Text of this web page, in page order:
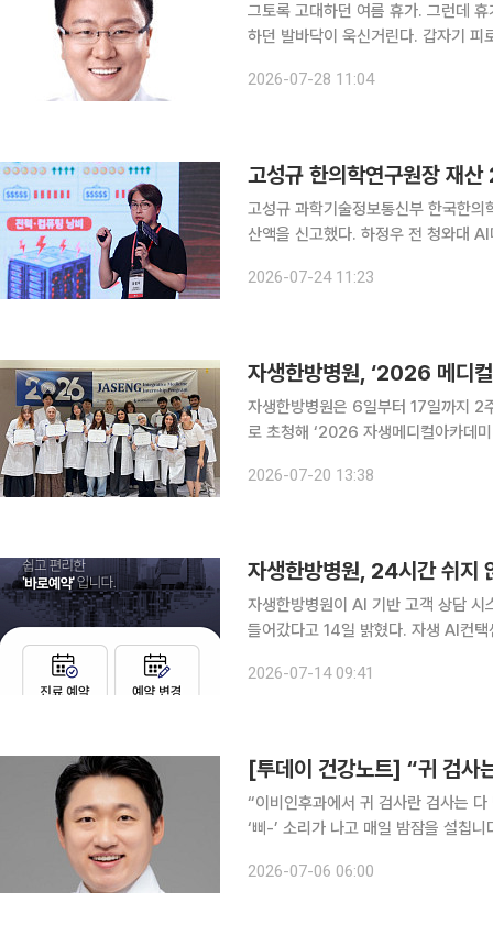
그토록 고대하던 여름 휴가. 그런데
하던 발바닥이 욱신거린다. 갑자기 피로가 밀려오거나 두통이 생기고, 심한 경우 열감까지 느껴진
상을 일각에서는 '레저 시크니스
2026-07-28 11:04
고성규 한의학연구원장 재
고성규 과학기술정보통신부 한국한
산액을 신고했다. 하정우 전 청와대
2026-07-24 11:23
자생한방병원, ‘2026 메디
자생한방병원은 6일부터 17일까지
로 초청해 ‘2026 자생메디컬아카데미
2026-07-20 13:38
자생한방병원이 AI 기반 고객 상담
들어갔다고 14일 밝혔다. 자생 AI컨
담사와의 1대1 연결에 의존하던 체계
2026-07-14 09:41
[투데이 건강노트] “귀 검사
“이비인후과에서 귀 검사란 검사는
‘삐-’ 소리가 나고 매일 밤잠을 설칩니다. 도대체 원인
리가 들린다면 의학적으로는 귀 외의
2026-07-06 06:00